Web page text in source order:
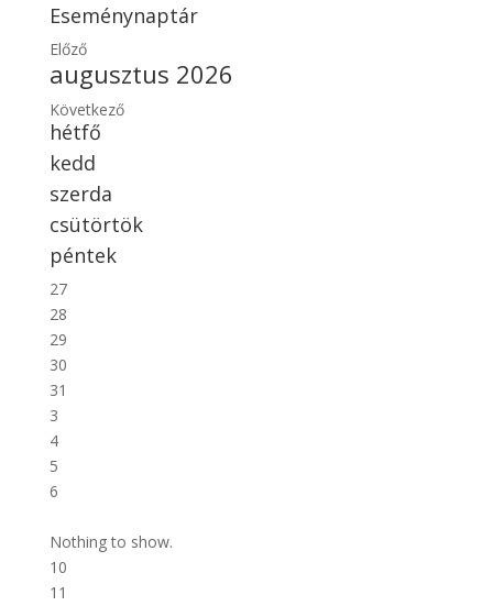
Eseménynaptár
Előző
augusztus 2026
Következő
hétfő
kedd
szerda
csütörtök
péntek
27
28
29
30
31
3
4
5
6
Nothing to show.
10
11